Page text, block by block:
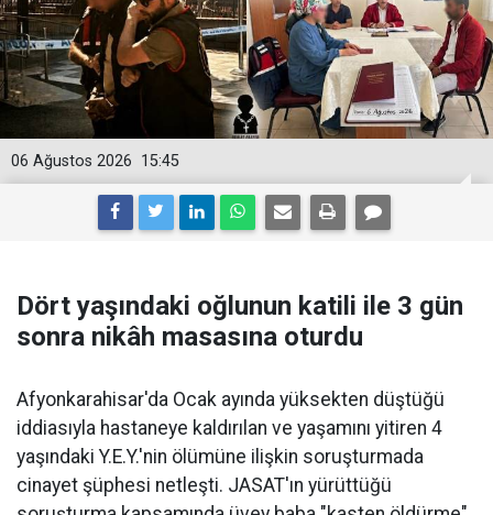
15:45
06 Ağustos 2026
Dört yaşındaki oğlunun katili ile 3 gün
sonra nikâh masasına oturdu
Afyonkarahisar'da Ocak ayında yüksekten düştüğü
iddiasıyla hastaneye kaldırılan ve yaşamını yitiren 4
yaşındaki Y.E.Y.'nin ölümüne ilişkin soruşturmada
cinayet şüphesi netleşti. JASAT'ın yürüttüğü